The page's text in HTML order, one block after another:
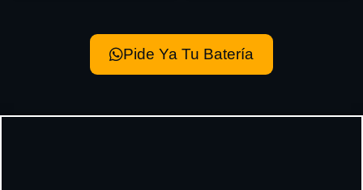
Pide Ya Tu Batería